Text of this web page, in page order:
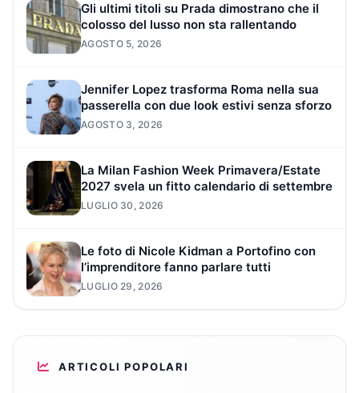
Gli ultimi titoli su Prada dimostrano che il
colosso del lusso non sta rallentando
AGOSTO 5, 2026
Jennifer Lopez trasforma Roma nella sua
passerella con due look estivi senza sforzo
AGOSTO 3, 2026
La Milan Fashion Week Primavera/Estate
2027 svela un fitto calendario di settembre
LUGLIO 30, 2026
Le foto di Nicole Kidman a Portofino con
l’imprenditore fanno parlare tutti
LUGLIO 29, 2026
ARTICOLI POPOLARI